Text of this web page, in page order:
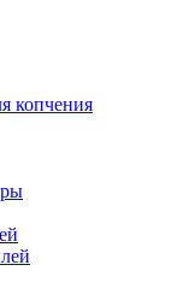
копчения